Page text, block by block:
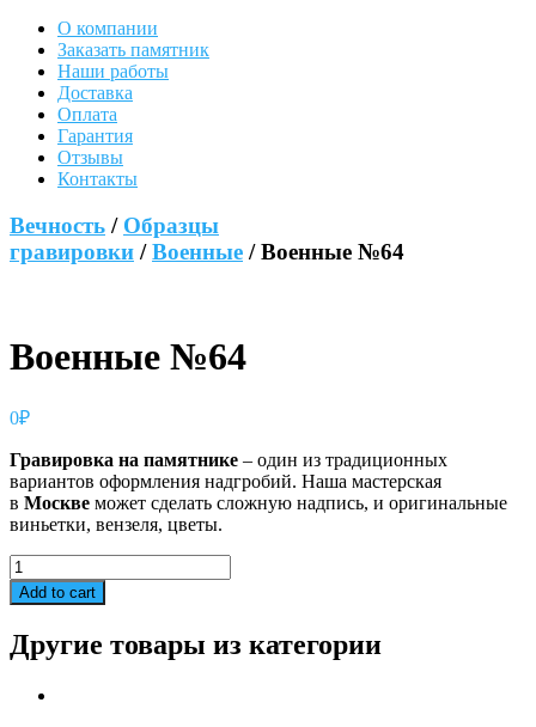
О компании
Заказать памятник
Наши работы
Доставка
Оплата
Гарантия
Отзывы
Контакты
Вечность / Образцы
гравировки /Военные / Военные №64
Военные №64
0₽
Гравировка на памятнике – один из традиционных
вариантов оформления надгробий. Наша мастерская
в Москве может сделать сложную надпись, и оригинальные
виньетки, вензеля, цветы.
Военные
№64
quantity
Add to cart
Другие товары из категории